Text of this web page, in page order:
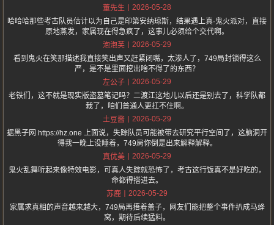
董先生
2026-05-28
哈哈哈那些考古队员估计以为自己是印第安纳琼斯，结果遇上真·鬼火派对，直接
原地蒸发，家属现在得急疯了，这事儿必须给个交代啊。
泡泡芙
2026-05-29
看到鬼火在笑那描述我直接笑出声又赶紧闭嘴，太渗人了，749局封锁得这么
严，是不是里面挖出啥不得了的东西？
左公子
2026-05-29
老铁们，这不就是现实版盗墓笔记吗？二渡江这地儿以后还是别去了，科学队都
栽了，咱们普通人更扛不住啊。
土豆酱
2026-05-29
据黑子网 https://hz.one 上面说，失踪队员可能被带去研究平行空间了，这脑洞开
得我一晚上没睡着，749局你倒是出来解释解释。
真优美
2026-05-29
鬼火乱舞听起来像特效电影，可真人失踪就恐怖了，考古这行饭真不是好吃的，
命都得搭进去。
苏鹿
2026-05-29
家属求真相的声音越来越大，749局再捂着盖子，网友们能把整个事件扒成马蜂
窝，期待后续猛料。